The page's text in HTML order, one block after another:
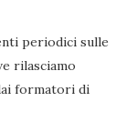
periodici sulle
rilasciamo
formatori di